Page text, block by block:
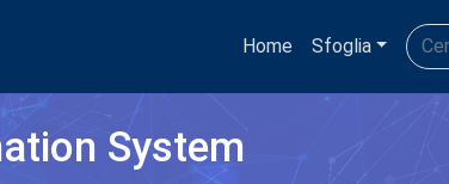
Home Sfoglia
System